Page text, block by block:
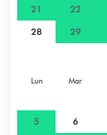
21 22
28 29
Lun Mar
5 6